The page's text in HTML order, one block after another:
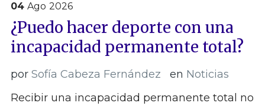
04 Ago 2026
¿Puedo hacer deporte con una
incapacidad permanente total?
por Sofía Cabeza Fernández en Noticias
Recibir una incapacidad permanente total no